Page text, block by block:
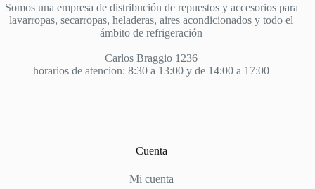
Somos una empresa de distribución de repuestos y accesorios para
lavarropas, secarropas, heladeras, aires acondicionados y todo el
ámbito de refrigeración
Carlos Braggio 1236
horarios de atencion: 8:30 a 13:00 y de 14:00 a 17:00
Cuenta
Mi cuenta